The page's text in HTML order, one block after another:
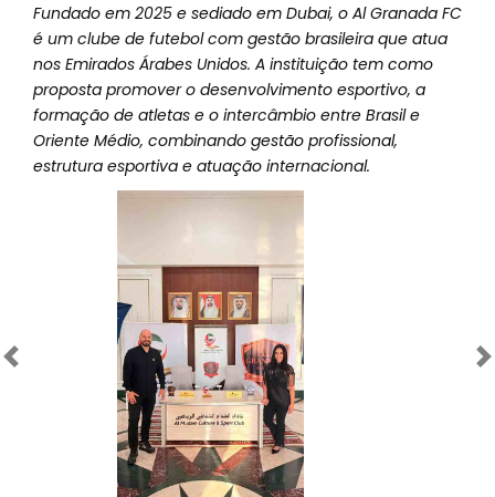
Fundado em 2025 e sediado em Dubai, o Al Granada FC
é um clube de futebol com gestão brasileira que atua
nos Emirados Árabes Unidos. A instituição tem como
proposta promover o desenvolvimento esportivo, a
formação de atletas e o intercâmbio entre Brasil e
Oriente Médio, combinando gestão profissional,
estrutura esportiva e atuação internacional.
Anterior Próximo